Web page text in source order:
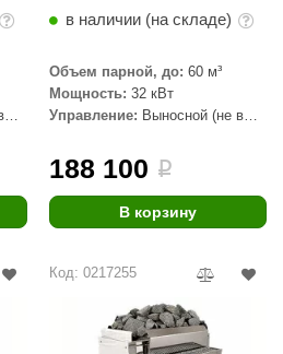
в наличии (на складе)
Объем парной, до: 60 м³
Мощность: 32 кВт
Управление: Выносной (не в
188 100 i
В корзину
Код: 0217255